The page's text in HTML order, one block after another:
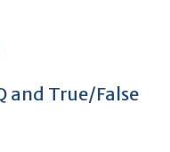
and True/False